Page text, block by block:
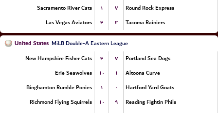
Sacramento River Cats
۱ ۷
Round Rock Express
Las Vegas Aviators
۴ ۲ Tacoma Rainiers
United States MiLB Double-A Eastern League
New Hampshire Fisher Cats
۴ ۷
Portland Sea Dogs
Erie Seawolves
۱۰ ۱
Altoona Curve
Binghamton Rumble Ponies
۱ ۰
Hartford Yard Goats
Richmond Flying Squirrels
۱۰ ۹
Reading Fightin Phils